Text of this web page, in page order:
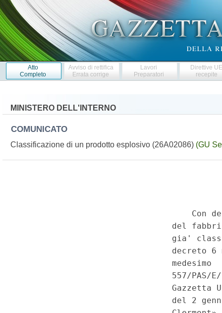
Atto
Completo
Avviso di rettifica
Errata corrige
Lavori
Preparatori
Direttive
recepite
MINISTERO DELL'INTERNO
COMUNICATO
Classificazione di un prodotto esplosivo (26A02086) (GU